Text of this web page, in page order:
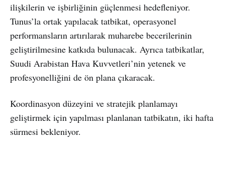
ilişkilerin ve işbirliğinin güçlenmesi hedefleniyor.
Tunus’la ortak yapılacak tatbikat, operasyonel
performansların artırılarak muharebe becerilerinin
geliştirilmesine katkıda bulunacak. Ayrıca tatbikatlar,
Suudi Arabistan Hava Kuvvetleri’nin yetenek ve
profesyonelliğini de ön plana çıkaracak.
Koordinasyon düzeyini ve stratejik planlamayı
geliştirmek için yapılması planlanan tatbikatın, iki hafta
sürmesi bekleniyor.